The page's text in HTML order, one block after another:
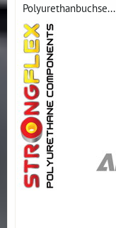
Polyurethanbuchse...